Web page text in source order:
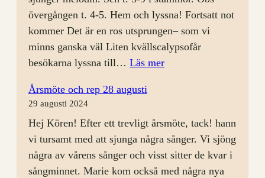
övergången t. 4-5. Hem och lyssna! Fortsatt not
kommer Det är en ros utsprungen– som vi
minns ganska väl Liten kvällscalypsofår
besökarna lyssna till… Läs mer:
Öppet
Hus
Årsmöte och rep 28 augusti
29 augusti 2024
Hej Kören! Efter ett trevligt årsmöte, tack! hann
vi tursamt med att sjunga några sånger. Vi sjöng
några av vårens sånger och visst sitter de kvar i
sångminnet. Marie kom också med några nya